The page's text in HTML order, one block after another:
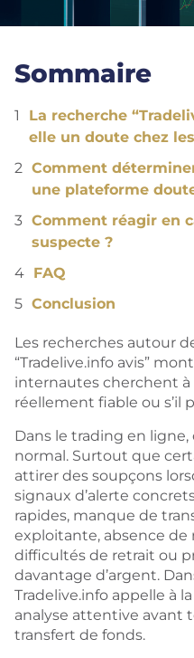
Sommaire
La recherche
elle un doute chez
Comment
une plateforme
Comment réagir en
suspecte ?
FAQ
Conclusion
Les recherches autour
“Tradelive.info avis”
internautes cherchent
réellement fiable ou s’il
Dans le trading en
normal. Surtout que
attirer des soupçons
signaux d’alerte
rapides, manque de
exploitante, absence
difficultés de retrait ou
davantage d’argent.
Tradelive.info appelle à
analyse attentive avant
transfert de fonds.